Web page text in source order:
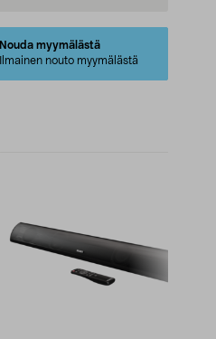
Nouda myymälästä
Ilmainen nouto myymälästä